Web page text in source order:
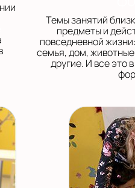
Темы занятий
предметы и
повседневной
семья, дом,
другие. И все это